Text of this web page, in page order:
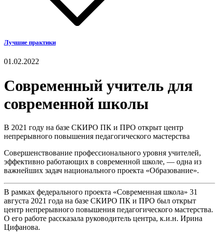
Лучшие практики
01.02.2022
Современный учитель для
современной школы
В 2021 году на базе СКИРО ПК и ПРО открыт центр
непрерывного повышения педагогического мастерства
Совершенствование профессионального уровня учителей,
эффективно работающих в современной школе, — одна из
важнейших задач национального проекта «Образование».
В рамках федерального проекта «Современная школа» 31
августа 2021 года на базе СКИРО ПК и ПРО был открыт
центр непрерывного повышения педагогического мастерства.
О его работе рассказала руководитель центра, к.и.н. Ирина
Цифанова.